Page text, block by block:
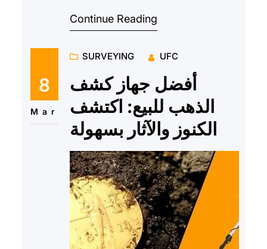
Continue Reading
8
Mar
SURVEYING UFC
أفضل جهاز كشف
الذهب للبيع: اكتشف
الكنوز والآثار بسهولة